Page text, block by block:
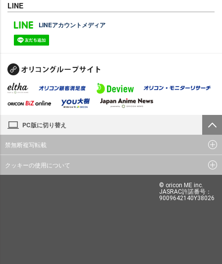
LINE
LINEアカウントメディア
PC版に切り替え
禁無断複写転載
クッキーの使用について
© oricon ME inc.
JASRAC許諾番号：
9009642140Y38026